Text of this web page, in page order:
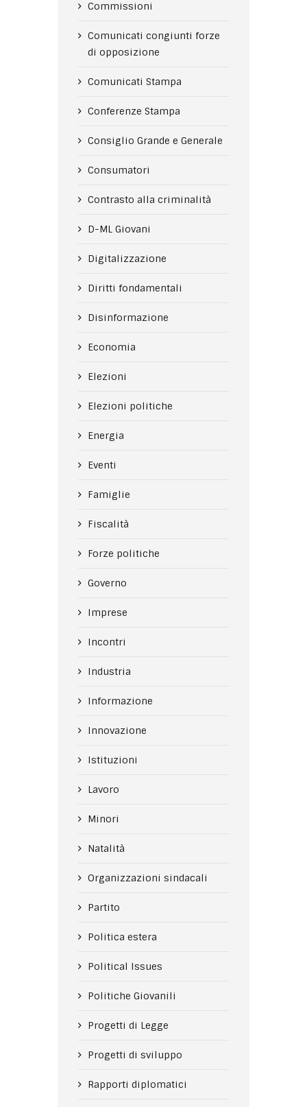
Commissioni
Comunicati congiunti forze
di opposizione
Comunicati Stampa
Conferenze Stampa
Consiglio Grande e Generale
Consumatori
Contrasto alla criminalità
D-ML Giovani
Digitalizzazione
Diritti fondamentali
Disinformazione
Economia
Elezioni
Elezioni politiche
Energia
Eventi
Famiglie
Fiscalità
Forze politiche
Governo
Imprese
Incontri
Industria
Informazione
Innovazione
Istituzioni
Lavoro
Minori
Natalità
Organizzazioni sindacali
Partito
Politica estera
Political Issues
Politiche Giovanili
Progetti di Legge
Progetti di sviluppo
Rapporti diplomatici